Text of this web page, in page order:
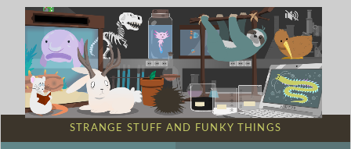
STRANGE STUFF AND FUNKY THINGS